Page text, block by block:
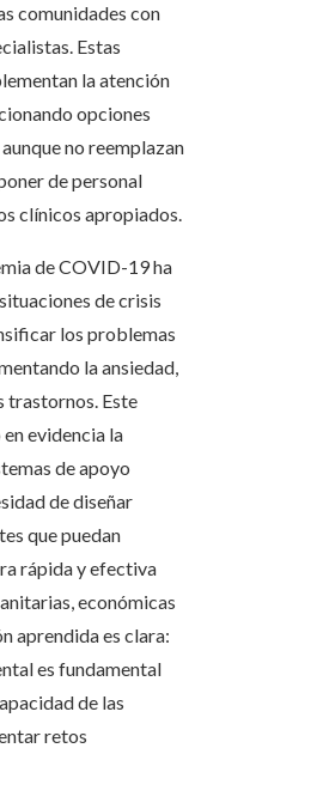
comunidades con
Estas
la atención
opciones
no reemplazan
de personal
clínicos apropiados.
de COVID-19 ha
de crisis
los problemas
la ansiedad,
trastornos. Este
evidencia la
de apoyo
de diseñar
que puedan
rápida y efectiva
económicas
aprendida es clara:
es fundamental
de las
retos